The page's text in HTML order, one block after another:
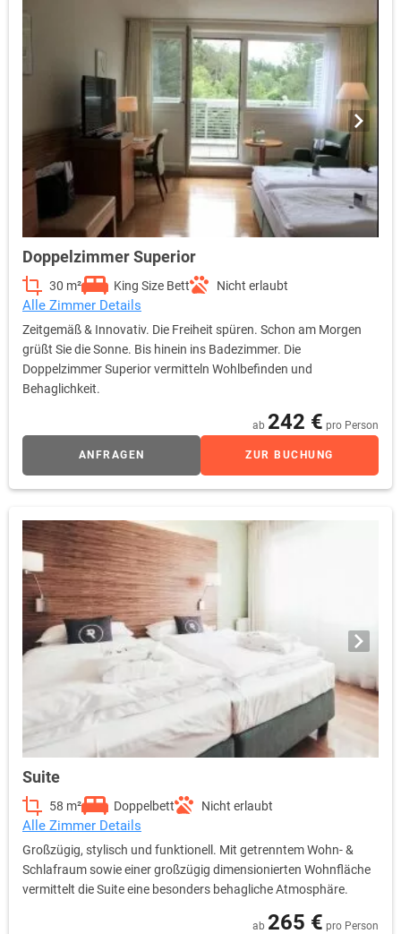
Doppelzimmer Superior
30 m² King Size Bett Nicht erlaubt
Alle Zimmer Details
Zeitgemäß & Innovativ. Die Freiheit spüren. Schon am Morgen
grüßt Sie die Sonne. Bis hinein ins Badezimmer. Die
Doppelzimmer Superior vermitteln Wohlbefinden und
Behaglichkeit.
ab 242 € pro Person
ANFRAGEN ZUR BUCHUNG
Suite
58 m² Doppelbett Nicht erlaubt
Alle Zimmer Details
Großzügig, stylisch und funktionell. Mit getrenntem Wohn- &
Schlafraum sowie einer großzügig dimensionierten Wohnfläche
vermittelt die Suite eine besonders behagliche Atmosphäre.
ab 265 € pro Person